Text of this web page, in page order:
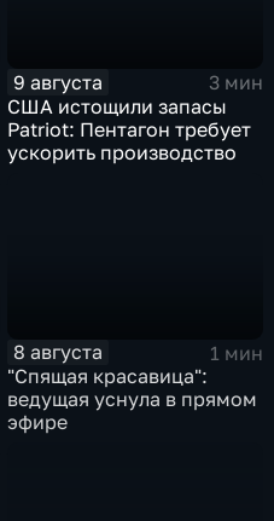
9 августа
3 мин
США истощили запасы
Patriot: Пентагон требует
ускорить производство
8 августа
1 мин
"Спящая красавица":
ведущая уснула в прямом
эфире